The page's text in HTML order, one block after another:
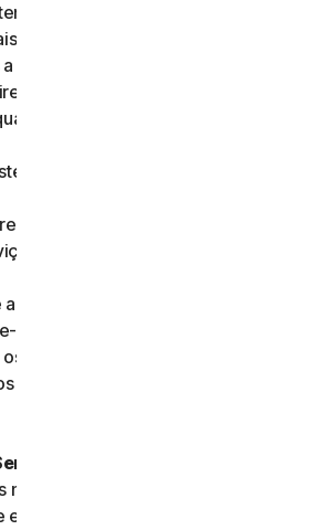
invenções, direitos de autor,
direitos morais, know-how,
dados e bases de dados e
de propriedade intelectual
país ou jurisdição do mundo.
Contrato de Licença e Serviços.
se a qualquer revendedor ou
de TI autorizado por nós.
qualquer oferta de subscrição de
como-serviço, juntamente com as
serviços associados, assim como
produtos ou serviços de compra
qual o Software pode ser
na Documentação.